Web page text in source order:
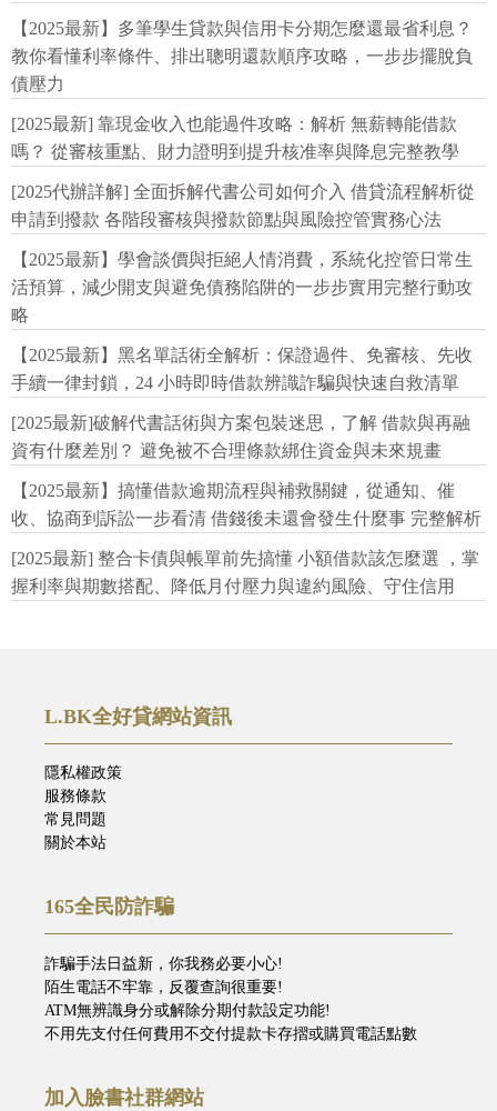
【2025最新】多筆學生貸款與信用卡分期怎麼還最省利息？
教你看懂利率條件、排出聰明還款順序攻略，一步步擺脫負
債壓力
[2025最新] 靠現金收入也能過件攻略：解析 無薪轉能借款
嗎？ 從審核重點、財力證明到提升核准率與降息完整教學
[2025代辦詳解] 全面拆解代書公司如何介入 借貸流程解析從
申請到撥款 各階段審核與撥款節點與風險控管實務心法
【2025最新】學會談價與拒絕人情消費，系統化控管日常生
活預算，減少開支與避免債務陷阱的一步步實用完整行動攻
略
【2025最新】黑名單話術全解析：保證過件、免審核、先收
手續一律封鎖，24 小時即時借款辨識詐騙與快速自救清單
[2025最新]破解代書話術與方案包裝迷思，了解 借款與再融
資有什麼差別？ 避免被不合理條款綁住資金與未來規畫
【2025最新】搞懂借款逾期流程與補救關鍵，從通知、催
收、協商到訴訟一步看清 借錢後未還會發生什麼事 完整解析
[2025最新] 整合卡債與帳單前先搞懂 小額借款該怎麼選 ，掌
握利率與期數搭配、降低月付壓力與違約風險、守住信用
L.BK全好貸網站資訊
隱私權政策
服務條款
常見問題
關於本站
165全民防詐騙
詐騙手法日益新，你我務必要小心!
陌生電話不牢靠，反覆查詢很重要!
ATM無辨識身分或解除分期付款設定功能!
不用先支付任何費用不交付提款卡存摺或購買電話點數
加入臉書社群網站